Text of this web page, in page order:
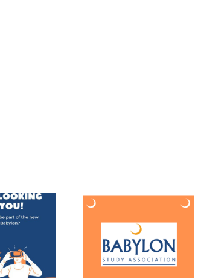
Word nu lid!
Meld je aan voor een
commissie!